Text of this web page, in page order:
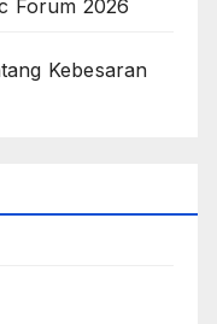
Forum 2026
Kebesaran